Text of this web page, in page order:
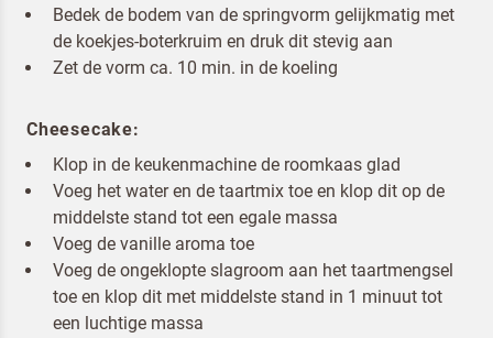
Bedek de bodem van de springvorm gelijkmatig met
de koekjes-boterkruim en druk dit stevig aan
Zet de vorm ca. 10 min. in de koeling
Cheesecake:
Klop in de keukenmachine de roomkaas glad
Voeg het water en de taartmix toe en klop dit op de
middelste stand tot een egale massa
Voeg de vanille aroma toe
Voeg de ongeklopte slagroom aan het taartmengsel
toe en klop dit met middelste stand in 1 minuut tot
een luchtige massa
afbeelding van de
Ik ben een horeca professional
Door op versturen te klikken, ga je akkoord met